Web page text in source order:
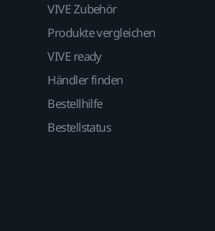
VIVE Zubehör
Produkte vergleichen
VIVE ready
Händler finden
Bestellhilfe
Bestellstatus